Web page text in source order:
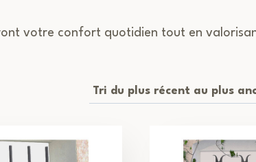
votre confort quotidien tout en